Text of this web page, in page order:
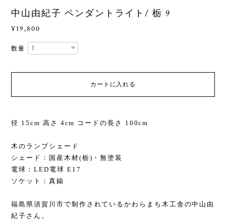
中山由紀子 ペンダントライト/ 栃 9
¥19,800
数量
カートに入れる
径 15cm 高さ 4cm コードの長さ 100cm
木のランプシェード
シェード：国産木材(栃)・無塗装
電球：LED電球 E17
ソケット：真鍮
福島県須賀川市で制作されているかわらまち木工舎の中山由
紀子さん。